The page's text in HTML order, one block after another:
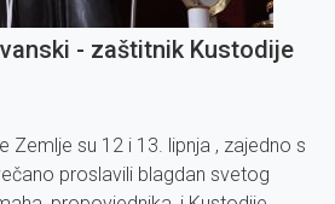
- zaštitnik Kustodije
Zemlje su 12 i 13. lipnja , zajedno s
proslavili blagdan svetog